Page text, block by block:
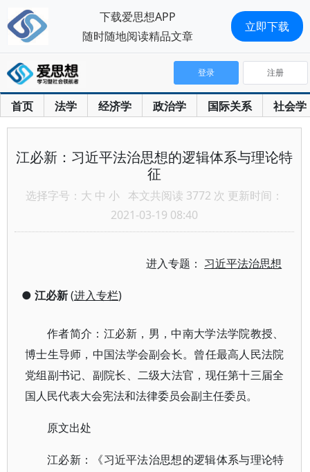
首页 法学 经济学 政治学 国际关系 社会学
登录 注册
江必新：习近平法治思想的逻辑体系与理论特
征
选择字号： 大 中 小 本文共阅读 3772 次 更新时间：
2021-03-19 08:40
进入专题： 习近平法治思想
● 江必新(进入专栏)
作者简介：江必新，男，中南大学法学院教授、
博士生导师，中国法学会副会长。曾任最高人民法院
党组副书记、副院长、二级大法官，现任第十三届全
国人民代表大会宪法和法律委员会副主任委员。
原文出处
江必新：《习近平法治思想的逻辑体系与理论特
下载爱思想APP
随时随地阅读精品文章
立即下载